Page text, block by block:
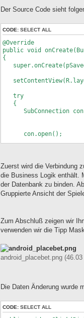
ListView list =
catch (Throwable th)
{
Der Source Code sieht
CODE: SELECT ALL
@Override
public void
{
try
{
SubConnection con
con.open();
RemoteDataSource
rdbMatchdays = new
rdbBets = new
rdbBets.open();
Zuerst wird die Verbindung
die Business Logik enthält.
der Datenbank zu binden.
Gruppierte Ansicht der
Zum Abschluß zeigen wir
verwenden wir die Tipp
android_placebet.png
Die Daten Änderung wurde
CODE: SELECT ALL